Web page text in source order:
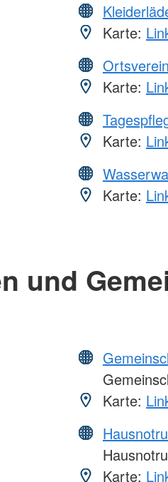
Karte:
Karte:
Karte:
Karte:
und
Karte:
Karte: